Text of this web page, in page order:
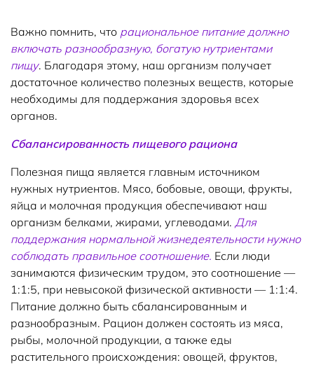
Важно помнить, что рациональное питание должно
включать разнообразную, богатую нутриентами
пищу. Благодаря этому, наш организм получает
достаточное количество полезных веществ, которые
необходимы для поддержания здоровья всех
органов.
Сбалансированность пищевого рациона
Полезная пища является главным источником
нужных нутриентов. Мясо, бобовые, овощи, фрукты,
яйца и молочная продукция обеспечивают наш
организм белками, жирами, углеводами. Для
поддержания нормальной жизнедеятельности нужно
соблюдать правильное соотношение. Если люди
занимаются физическим трудом, это соотношение —
1:1:5, при невысокой физической активности — 1:1:4.
Питание должно быть сбалансированным и
разнообразным. Рацион должен состоять из мяса,
рыбы, молочной продукции, а также еды
растительного происхождения: овощей, фруктов,